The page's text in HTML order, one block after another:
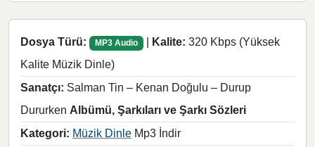
Dosya Türü: MP3 Audio | Kalite: 320 Kbps (Yüksek
Kalite Müzik Dinle)
Sanatçı: Salman Tin – Kenan Doğulu – Durup
Dururken Albümü, Şarkıları ve Şarkı Sözleri
Kategori: Müzik Dinle Mp3 İndir